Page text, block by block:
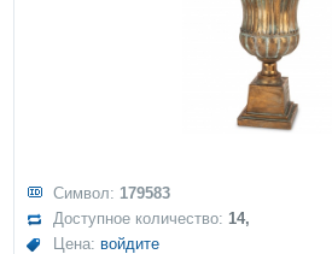
Символ: 179583
Доступное количество:14,
Цена: войдите